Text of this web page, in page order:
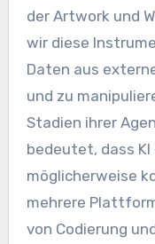
der Artwork und
wir diese
Daten aus
und zu
Stadien ihrer
bedeutet, dass
möglicherweise
mehrere
von Codierung